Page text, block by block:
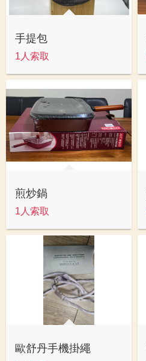
手提包
1人索取
煎炒鍋
1人索取
歐舒丹手機掛繩